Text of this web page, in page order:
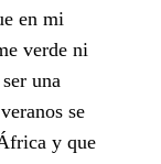
en mi
verde ni
una
se
y que